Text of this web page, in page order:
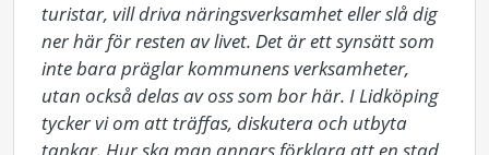
turistar, vill driva näringsverksamhet eller slå dig
ner här för resten av livet. Det är ett synsätt som
inte bara präglar kommunens verksamheter,
utan också delas av oss som bor här. I Lidköping
tycker vi om att träffas, diskutera och utbyta